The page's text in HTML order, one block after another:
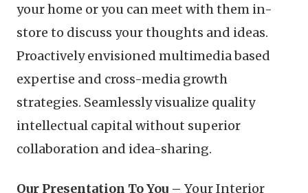
your home or you can meet with them in-
store to discuss your thoughts and ideas.
Proactively envisioned multimedia based
expertise and cross-media growth
strategies. Seamlessly visualize quality
intellectual capital without superior
collaboration and idea-sharing.
Our Presentation To You – Your Interior